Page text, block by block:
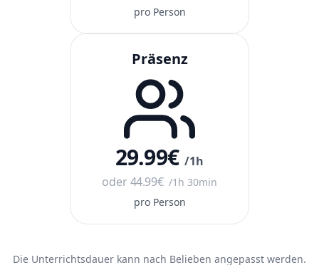
pro Person
Präsenz
29.99€ /1h
oder44.99€ /1h 30min
pro Person
Die Unterrichtsdauer kann nach Belieben angepasst werden.